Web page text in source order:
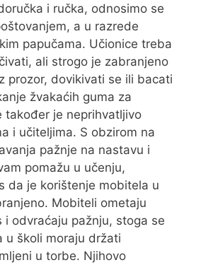
i ručka, odnosimo se
a u razrede
papučama. Učionice treba
ali strogo je zabranjeno
prozor, dovikivati se ili bacati
žvakaćih guma za
također je neprihvatljivo
i učiteljima. S obzirom na
pažnje na nastavu i
pomažu u učenju,
da je korištenje mobitela u
Mobiteli ometaju
i odvraćaju pažnju, stoga se
u školi moraju držati
u torbe. Njihovo